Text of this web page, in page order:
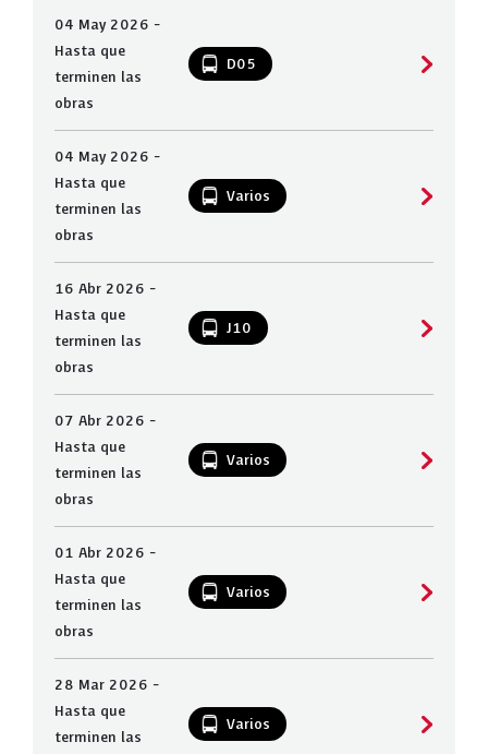
04 May 2026 -
Hasta que
terminen las
obras
D05
04 May 2026 -
Hasta que
terminen las
obras
Varios
16 Abr 2026 -
Hasta que
terminen las
obras
J10
07 Abr 2026 -
Hasta que
terminen las
obras
Varios
01 Abr 2026 -
Hasta que
terminen las
obras
Varios
28 Mar 2026 -
Hasta que
terminen las
Varios